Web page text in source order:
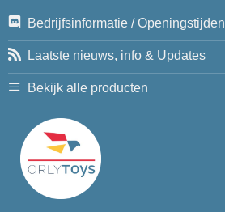
Bedrijfsinformatie / Openingstijden
Laatste nieuws, info & Updates
Bekijk alle producten